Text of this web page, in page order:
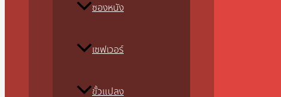
ซองหนัง
เซฟเวอร์
ขั้วแปลง